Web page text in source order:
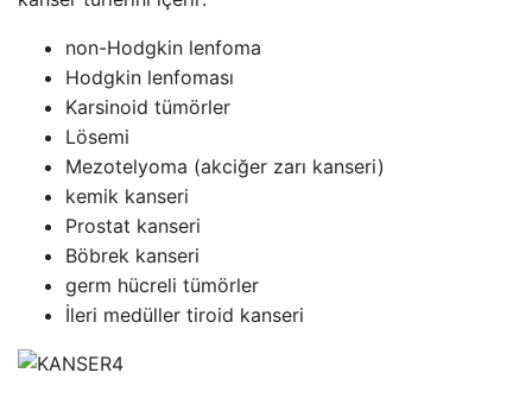
non-Hodgkin lenfoma
Hodgkin lenfoması
Karsinoid tümörler
Lösemi
Mezotelyoma (akciğer zarı kanseri)
kemik kanseri
Prostat kanseri
Böbrek kanseri
germ hücreli tümörler
İleri medüller tiroid kanseri